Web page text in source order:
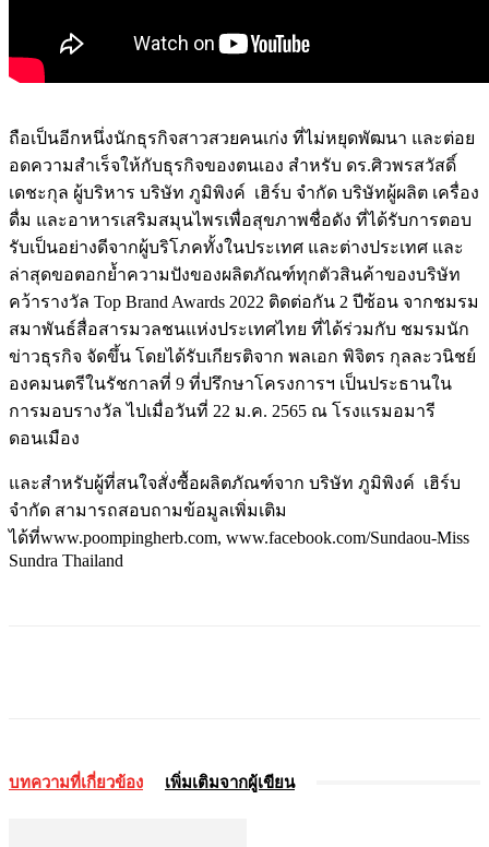
ถือเป็นอีกหนึ่งนักธุรกิจสาวสวยคนเก่ง ที่ไม่หยุดพัฒนา และต่อย
อดความสำเร็จให้กับธุรกิจของตนเอง สำหรับ ดร.ศิวพรสวัสดิ์
เดชะกุล ผู้บริหาร บริษัท ภูมิพิงค์ เฮิร์บ จำกัด บริษัทผู้ผลิต เครื่อง
ดื่ม และอาหารเสริมสมุนไพรเพื่อสุขภาพชื่อดัง ที่ได้รับการตอบ
รับเป็นอย่างดีจากผู้บริโภคทั้งในประเทศ และต่างประเทศ และ
ล่าสุดขอตอกย้ำความปังของผลิตภัณฑ์ทุกตัวสินค้าของบริษัท
คว้ารางวัล Top Brand Awards 2022 ติดต่อกัน 2 ปีซ้อน จากชมรม
สมาพันธ์สื่อสารมวลชนแห่งประเทศไทย ที่ได้ร่วมกับ ชมรมนัก
ข่าวธุรกิจ จัดขึ้น โดยได้รับเกียรติจาก พลเอก พิจิตร กุลละวนิชย์
องคมนตรีในรัชกาลที่ 9 ที่ปรึกษาโครงการฯ เป็นประธานใน
การมอบรางวัล ไปเมื่อวันที่ 22 ม.ค. 2565 ณ โรงแรมอมารี
ดอนเมือง
และสำหรับผู้ที่สนใจสั่งซื้อผลิตภัณฑ์จาก บริษัท ภูมิพิงค์ เฮิร์บ
จำกัด สามารถสอบถามข้อมูลเพิ่มเติม
ได้ที่www.poompingherb.com, www.facebook.com/Sundaou-Miss
Sundra Thailand
บทความที่เกี่ยวข้อง เพิ่มเติมจากผู้เขียน